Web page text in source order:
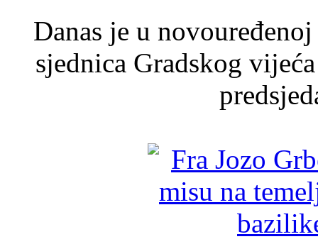
Danas je u
sjednica Gradskog